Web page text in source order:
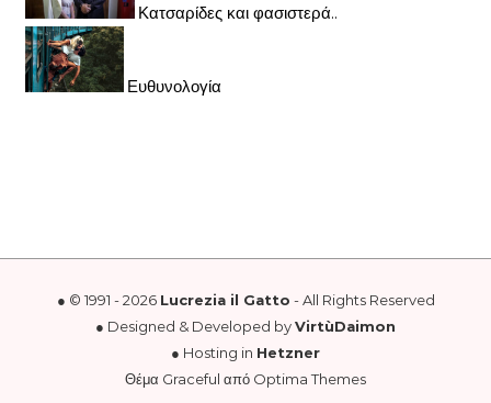
Κατσαρίδες και φασιστερά..
Ευθυνολογία
● © 1991 - 2026 Lucrezia il Gatto - All Rights Reserved
● Designed & Developed byVirtùDaimon
● Hosting in Hetzner
Θέμα Graceful από Optima Themes